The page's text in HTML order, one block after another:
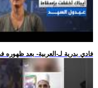
.. فادي بدرية لـ-العربية- بعد